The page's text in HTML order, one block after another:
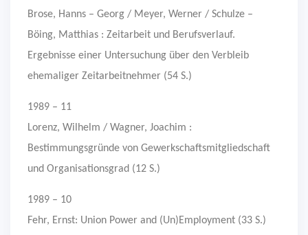
Brose, Hanns – Georg / Meyer, Werner / Schulze –
Böing, Matthias : Zeitarbeit und Berufsverlauf.
Ergebnisse einer Untersuchung über den Verbleib
ehemaliger Zeitarbeitnehmer (54 S.)
1989 – 11
Lorenz, Wilhelm / Wagner, Joachim :
Bestimmungsgründe von Gewerkschaftsmitgliedschaft
und Organisationsgrad (12 S.)
1989 – 10
Fehr, Ernst: Union Power and (Un)Employment (33 S.)